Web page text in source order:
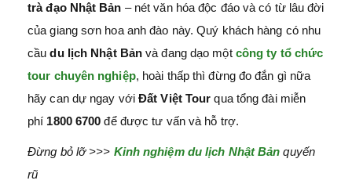
trà đạo Nhật Bản – nét văn hóa độc đáo và có từ lâu đời
của giang sơn hoa anh đào này. Quý khách hàng có nhu
cầu du lịch Nhật Bản và đang dạo một công ty tổ chức
tour chuyên nghiệp, hoài thấp thì đừng đo đắn gì nữa
hãy can dự ngay với Đất Việt Tour qua tổng đài miễn
phí 1800 6700 để được tư vấn và hỗ trợ.
Đừng bỏ lỡ >>> Kinh nghiệm du lịch Nhật Bản quyến
rũ